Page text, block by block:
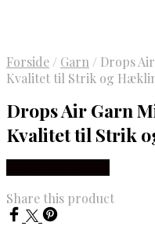
Forside / Garn / Drops
Kvalitet til Strik og
Drops Air Garn
Kvalitet til Strik
Share this product